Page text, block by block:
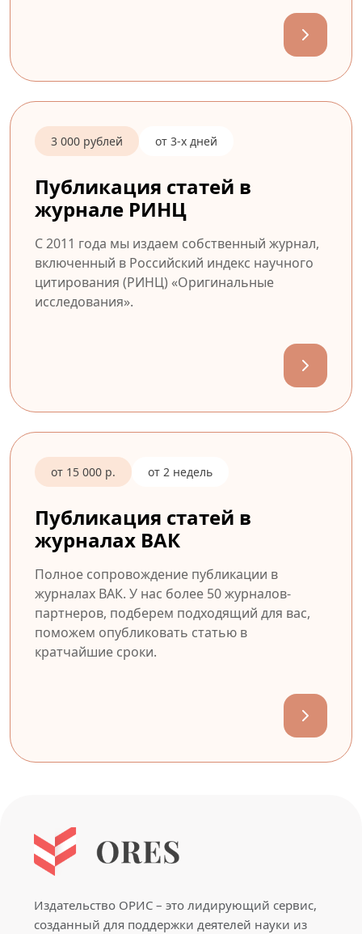
3 000 рублей от 3-х дней
Публикация статей в
журнале РИНЦ
С 2011 года мы издаем собственный журнал,
включенный в Российский индекс научного
цитирования (РИНЦ) «Оригинальные
исследования».
от 15 000 р. от 2 недель
Публикация статей в
журналах ВАК
Полное сопровождение публикации в
журналах ВАК. У нас более 50 журналов-
партнеров, подберем подходящий для вас,
поможем опубликовать статью в
кратчайшие сроки.
Издательство ОРИС – это лидирующий сервис,
созданный для поддержки деятелей науки из